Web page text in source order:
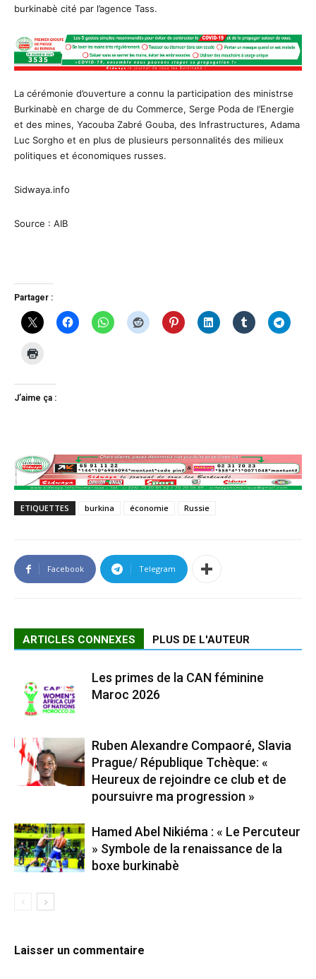
burkinabè cité par l’agence Tass.
La cérémonie d’ouverture a connu la participation des ministrse
Burkinabè en charge de du Commerce, Serge Poda de l’Energie
et des mines, Yacouba Zabré Gouba, des Infrastructures, Adama
Luc Sorgho et en plus de plusieurs personnalités des milieux
politiques et économiques russes.
Sidwaya.info
Source : AIB
Partager :
J’aime ça :
ETIQUETTES burkina économie Russie
Facebook Telegram
ARTICLES CONNEXES PLUS DE L'AUTEUR
Les primes de la CAN féminine
Maroc 2026
Ruben Alexandre Compaoré, Slavia
Prague/ République Tchèque: «
Heureux de rejoindre ce club et de
poursuivre ma progression »
Hamed Abel Nikiéma : « Le Percuteur
» Symbole de la renaissance de la
boxe burkinabè
Laisser un commentaire